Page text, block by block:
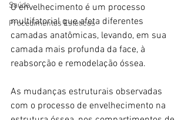
Saúde
Procedimentos Estéticos
O envelhecimento é um processo
multifatorial que afeta diferentes
camadas anatômicas, levando, em sua
camada mais profunda da face, à
reabsorção e remodelação óssea.
As mudanças estruturais observadas
com o processo de envelhecimento na